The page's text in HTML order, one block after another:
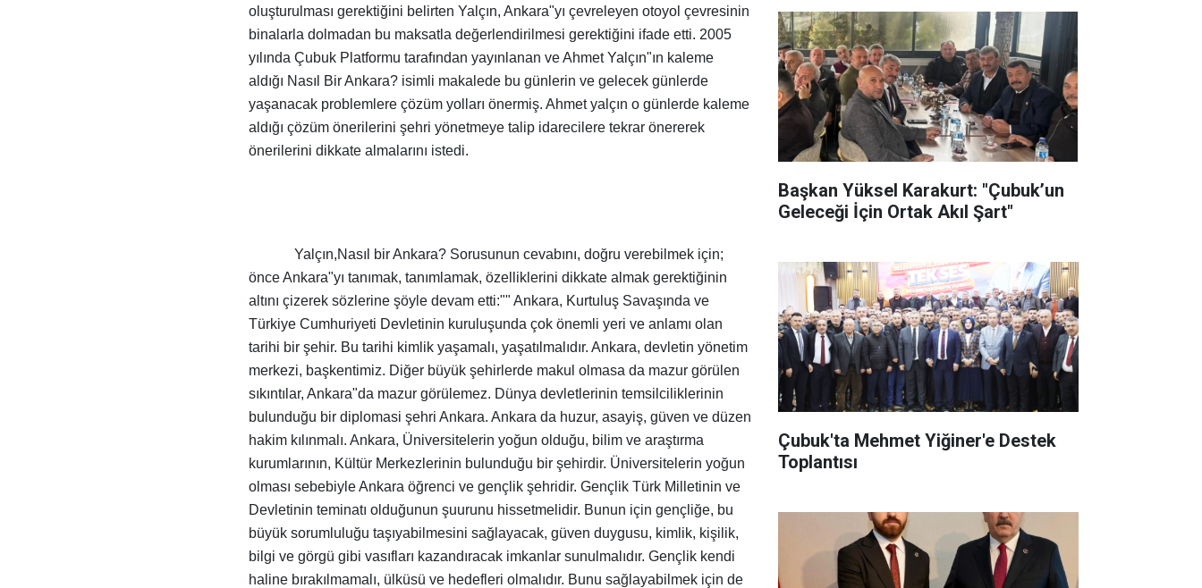
oluşturulması gerektiğini belirten Yalçın, Ankara"yı çevreleyen otoyol çevresinin
binalarla dolmadan bu maksatla değerlendirilmesi gerektiğini ifade etti. 2005
yılında Çubuk Platformu tarafından yayınlanan ve Ahmet Yalçın"ın kaleme
aldığı Nasıl Bir Ankara? isimli makalede bu günlerin ve gelecek günlerde
yaşanacak problemlere çözüm yolları önermiş. Ahmet yalçın o günlerde kaleme
aldığı çözüm önerilerini şehri yönetmeye talip idarecilere tekrar önererek
önerilerini dikkate almalarını istedi.
Yalçın,Nasıl bir Ankara? Sorusunun cevabını, doğru verebilmek için;
önce Ankara"yı tanımak, tanımlamak, özelliklerini dikkate almak gerektiğinin
altını çizerek sözlerine şöyle devam etti:"" Ankara, Kurtuluş Savaşında ve
Türkiye Cumhuriyeti Devletinin kuruluşunda çok önemli yeri ve anlamı olan
tarihi bir şehir. Bu tarihi kimlik yaşamalı, yaşatılmalıdır. Ankara, devletin yönetim
merkezi, başkentimiz. Diğer büyük şehirlerde makul olmasa da mazur görülen
sıkıntılar, Ankara"da mazur görülemez. Dünya devletlerinin temsilciliklerinin
bulunduğu bir diplomasi şehri Ankara. Ankara da huzur, asayiş, güven ve düzen
hakim kılınmalı. Ankara, Üniversitelerin yoğun olduğu, bilim ve araştırma
kurumlarının, Kültür Merkezlerinin bulunduğu bir şehirdir. Üniversitelerin yoğun
olması sebebiyle Ankara öğrenci ve gençlik şehridir. Gençlik Türk Milletinin ve
Devletinin teminatı olduğunun şuurunu hissetmelidir. Bunun için gençliğe, bu
büyük sorumluluğu taşıyabilmesini sağlayacak, güven duygusu, kimlik, kişilik,
bilgi ve görgü gibi vasıfları kazandıracak imkanlar sunulmalıdır. Gençlik kendi
haline bırakılmamalı, ülküsü ve hedefleri olmalıdır. Bunu sağlayabilmek için de
Başkan Yüksel Karakurt: "Çubuk’un
Geleceği İçin Ortak Akıl Şart"
Çubuk'ta Mehmet Yiğiner'e Destek
Toplantısı